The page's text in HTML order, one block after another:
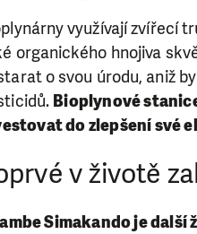
využívají zvířecí
organického hnojiva
o svou úrodu, aniž
Bioplynové
do zlepšení své
v životě
Simakando je